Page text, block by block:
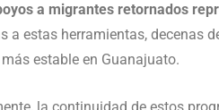
a migrantes retornados
a estas herramientas, decenas
estable en Guanajuato.